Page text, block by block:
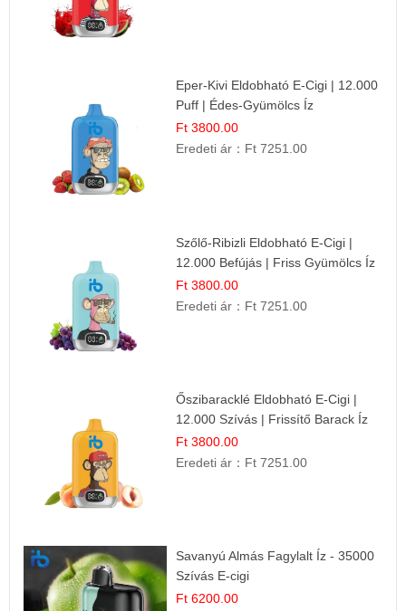
Eper-Kivi Eldobható E-Cigi | 12.000
Puff | Édes-Gyümölcs Íz
Ft 3800.00
Eredeti ár： Ft 7251.00
Szőlő-Ribizli Eldobható E-Cigi |
12.000 Befújás | Friss Gyümölcs Íz
Ft 3800.00
Eredeti ár： Ft 7251.00
Őszibaracklé Eldobható E-Cigi |
12.000 Szívás | Frissítő Barack Íz
Ft 3800.00
Eredeti ár： Ft 7251.00
Savanyú Almás Fagylalt Íz - 35000
Szívás E-cigi
Ft 6200.00